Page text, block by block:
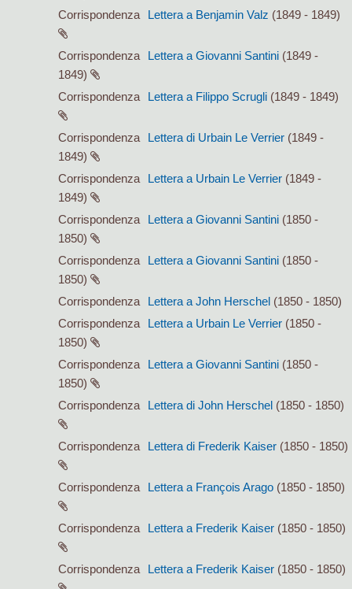
Corrispondenza
Lettera a Benjamin Valz (1849 - 1849)
Corrispondenza Lettera a Giovanni Santini (1849 -
1849)
Corrispondenza
Lettera a Filippo Scrugli (1849 - 1849)
Corrispondenza Lettera di Urbain Le Verrier (1849 -
1849)
Corrispondenza
Lettera a Urbain Le Verrier (1849 -
1849)
Corrispondenza
Lettera a Giovanni Santini (1850 -
1850)
Corrispondenza
Lettera a Giovanni Santini (1850 -
1850)
Corrispondenza
Lettera a John Herschel (1850 - 1850)
Corrispondenza
Lettera a Urbain Le Verrier (1850 -
1850)
Corrispondenza
Lettera a Giovanni Santini (1850 -
1850)
Corrispondenza
Lettera di John Herschel (1850 - 1850)
Corrispondenza Lettera di Frederik Kaiser (1850 - 1850)
Corrispondenza Lettera a François Arago (1850 - 1850)
Corrispondenza Lettera a Frederik Kaiser (1850 - 1850)
Corrispondenza Lettera a Frederik Kaiser (1850 - 1850)